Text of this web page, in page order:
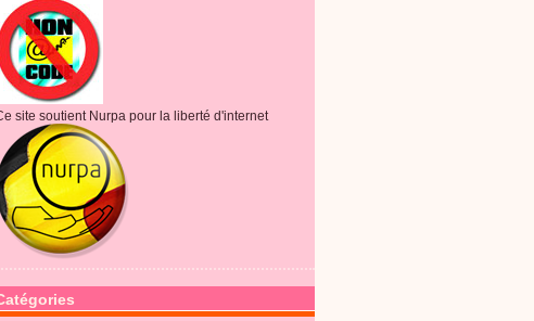
site soutient Nurpa pour la liberté d'internet